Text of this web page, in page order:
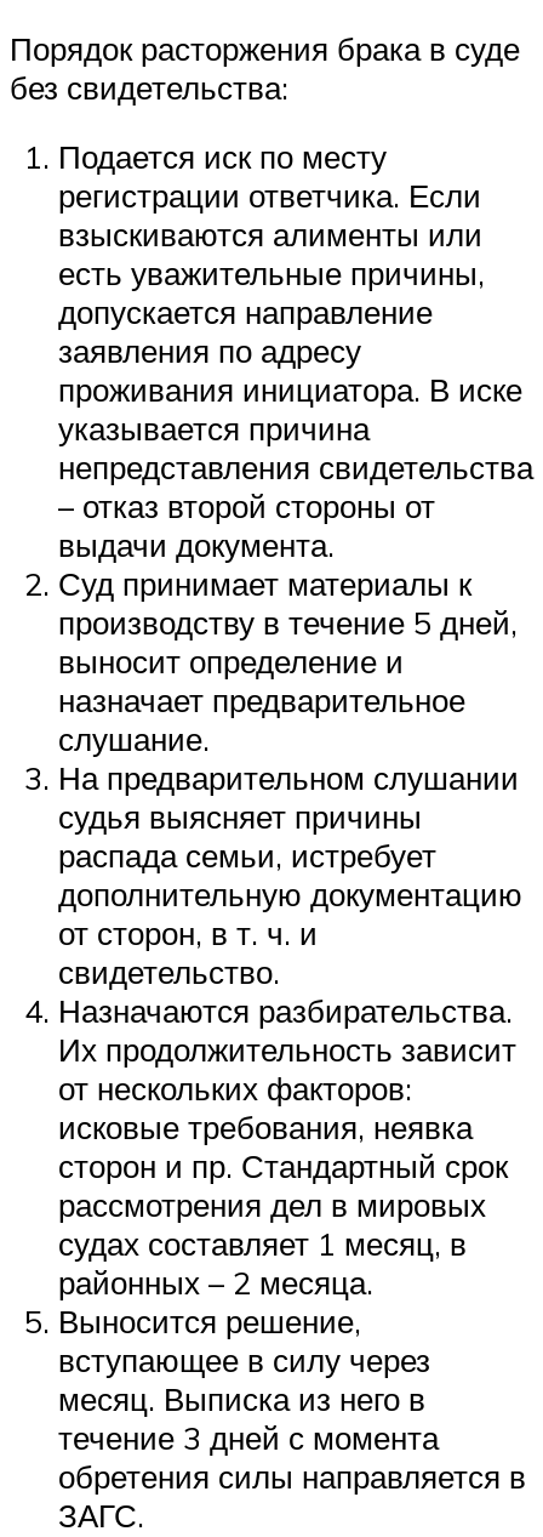
Порядок расторжения брака в суде
без свидетельства:
Подается иск по месту
регистрации ответчика. Если
взыскиваются алименты или
есть уважительные причины,
допускается направление
заявления по адресу
проживания инициатора. В иске
указывается причина
непредставления свидетельства
– отказ второй стороны от
выдачи документа.
Суд принимает материалы к
производству в течение 5 дней,
выносит определение и
назначает предварительное
слушание.
На предварительном слушании
судья выясняет причины
распада семьи, истребует
дополнительную документацию
от сторон, в т. ч. и
свидетельство.
Назначаются разбирательства.
Их продолжительность зависит
от нескольких факторов:
исковые требования, неявка
сторон и пр. Стандартный срок
рассмотрения дел в мировых
судах составляет 1 месяц, в
районных – 2 месяца.
Выносится решение,
вступающее в силу через
месяц. Выписка из него в
течение 3 дней с момента
обретения силы направляется в
ЗАГС.